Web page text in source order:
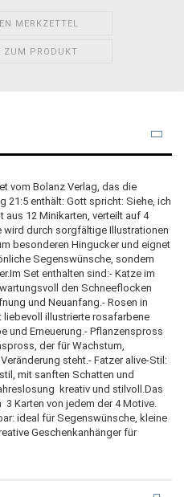
MERKZETTEL
ZUM PRODUKT
vom Bolanz Verlag, das die
enthält: Gott spricht: Siehe, ich
aus 12 Minikarten, verteilt auf 4
durch sorgfältige Illustrationen
besonderen Hingucker und eignet
Segenswünsche, sondern
Set enthalten sind:- Katze im
den Schneeflocken
und Neuanfang.- Rosen in
liebevoll illustrierte rosafarbene
und Erneuerung.- Pflanzenspross
der für Wachstum,
steht.- Fatzer alive-Stil:
mit sanften Schatten und
 kreativ und stilvoll.Das
3 Karten von jedem der 4 Motive.
ideal für Segenswünsche, kleine
Geschenkanhänger für